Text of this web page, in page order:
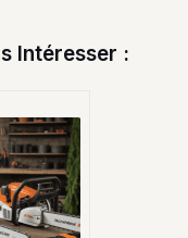
Intéresser :